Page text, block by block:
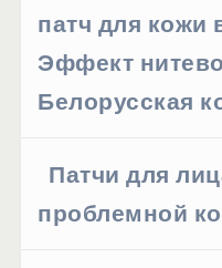
патч для кожи
Эффект
Белорусская
Патчи для
проблемной